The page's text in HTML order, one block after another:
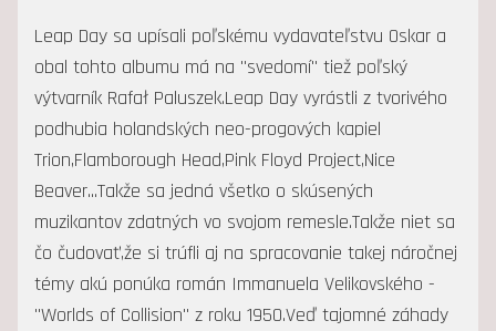
Leap Day sa upísali poľskému vydavateľstvu Oskar a
obal tohto albumu má na "svedomí" tiež poľský
výtvarník Rafał Paluszek.Leap Day vyrástli z tvorivého
podhubia holandských neo-progových kapiel
Trion,Flamborough Head,Pink Floyd Project,Nice
Beaver...Takže sa jedná všetko o skúsených
muzikantov zdatných vo svojom remesle.Takže niet sa
čo čudovať,že si trúfli aj na spracovanie takej náročnej
témy akú ponúka román Immanuela Velikovského -
"Worlds of Collision" z roku 1950.Veď tajomné záhady